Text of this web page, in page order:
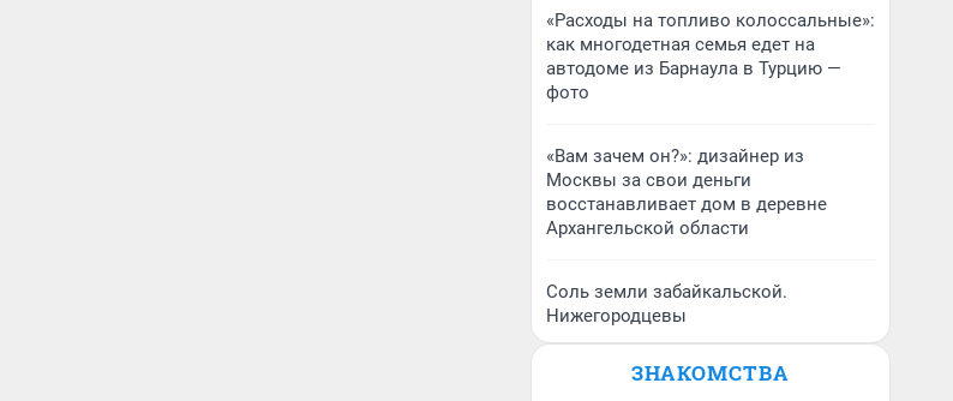
«Расходы на топливо колоссальные»:
как многодетная семья едет на
автодоме из Барнаула в Турцию —
фото
«Вам зачем он?»: дизайнер из
Москвы за свои деньги
восстанавливает дом в деревне
Архангельской области
Соль земли забайкальской.
Нижегородцевы
ЗНАКОМСТВА